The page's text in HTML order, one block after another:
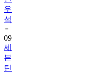
석
09
세
븐
틴
(SEVENTEEN)